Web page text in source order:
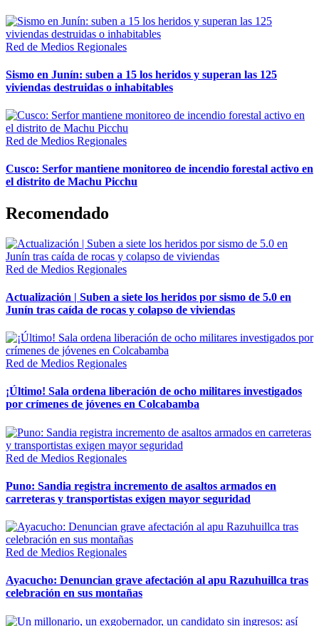
Red de Medios Regionales
Sismo en Junín: suben a 15 los heridos y superan las 125
viviendas destruidas o inhabitables
Red de Medios Regionales
Cusco: Serfor mantiene monitoreo de incendio forestal activo en
el distrito de Machu Picchu
Recomendado
Red de Medios Regionales
Actualización | Suben a siete los heridos por sismo de 5.0 en
Junín tras caída de rocas y colapso de viviendas
Red de Medios Regionales
¡Último! Sala ordena liberación de ocho militares investigados
por crímenes de jóvenes en Colcabamba
Red de Medios Regionales
Puno: Sandia registra incremento de asaltos armados en
carreteras y transportistas exigen mayor seguridad
Red de Medios Regionales
Ayacucho: Denuncian grave afectación al apu Razuhuillca tras
celebración en sus montañas